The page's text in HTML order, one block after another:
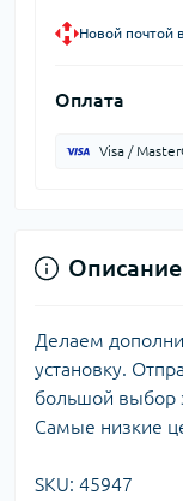
Новой почтой
Оплата
Visa /
Описание
Делаем
установку.
большой выбор
Самые низкие
SKU: 45947